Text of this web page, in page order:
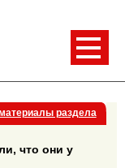
раздела
что они у